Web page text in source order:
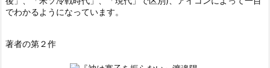
でわかるようになっています。
著者の第２作